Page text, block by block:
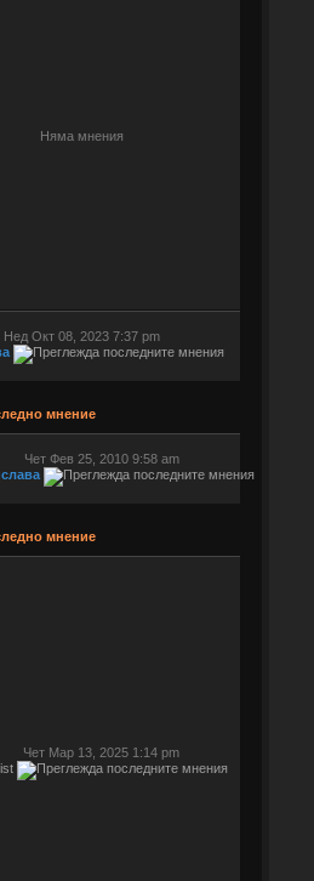
Няма мнения
Нед Окт 08, 2023 7:37 pm
мнение
Чет Фев 25, 2010 9:58 am
мнение
Чет Мар 13, 2025 1:14 pm